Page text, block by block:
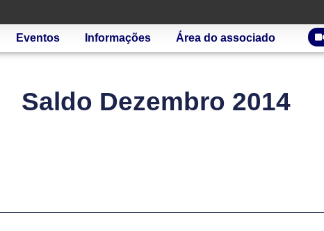
Eventos Informações Área do associado
Saldo Dezembro 2014